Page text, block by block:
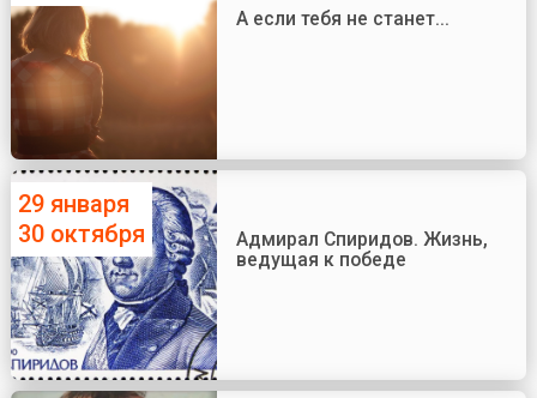
А если тебя не станет...
29 января
30 октября
Адмирал Спиридов. Жизнь,
ведущая к победе